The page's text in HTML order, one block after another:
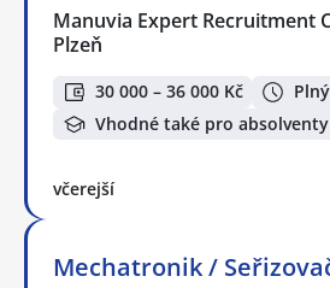
Manuvia Expert Recruitment
Plzeň
30 000 – 36 000 Kč
Vhodné také pro absolventy
včerejší
Mechatronik /